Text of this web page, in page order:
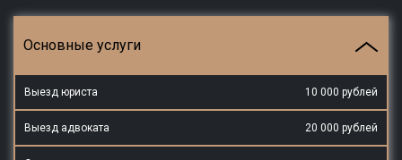
Основные услуги
Выезд юриста 10 000 рублей
Выезд адвоката 20 000 рублей